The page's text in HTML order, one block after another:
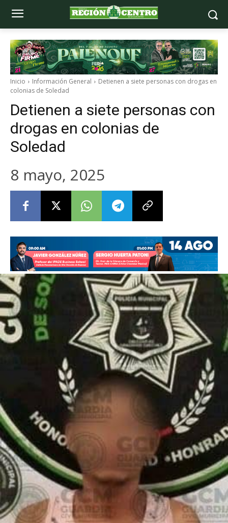
Inicio Información General
Detienen a siete personas con drogas en
colonias de Soledad
Detienen a siete personas con
drogas en colonias de
Soledad
8 mayo, 2025